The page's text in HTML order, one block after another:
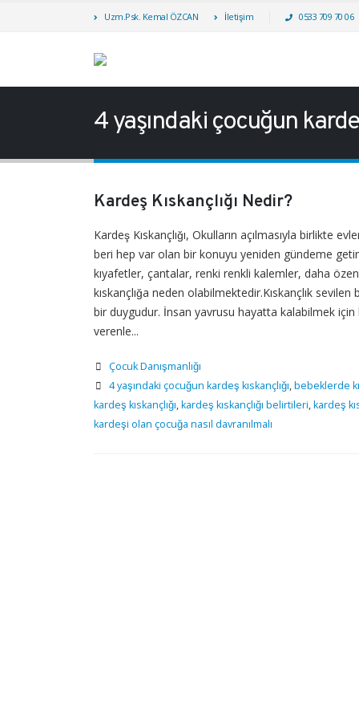
Uzm.Psk. Kemal ÖZCAN İletişim 0533 709 70 06
4 yaşındaki çocuğun
Kardeş Kıskançlığı Nedir?
Kardeş Kıskançlığı, Okulların açılmasıyla birlikte
beri hep var olan bir konuyu yeniden gündeme
kıyafetler, çantalar, renki renkli kalemler, daha
kıskançlığa neden olabilmektedir.Kıskançlık
bir duygudur. İnsan yavrusu hayatta kalabilmek
verenle...
Çocuk Danışmanlığı
4 yaşındaki çocuğun kardeş kıskançlığı,bebeklerde
kardeş kıskançlığı,kardeş kıskançlığı belirtileri,kardeş
kardeşi olan çocuğa nasıl davranılmalı